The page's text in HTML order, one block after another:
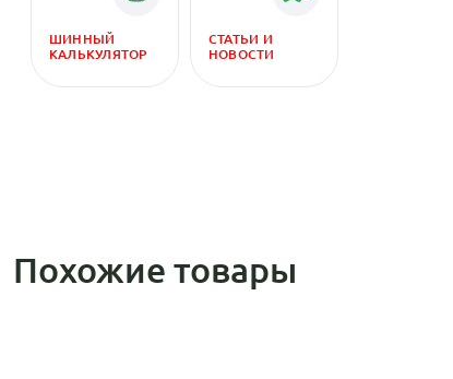
ШИННЫЙ
КАЛЬКУЛЯТОР
СТАТЬИ И
НОВОСТИ
Похожие товары